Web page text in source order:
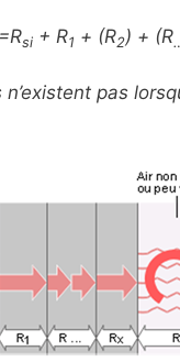
si + R1 + (R2) + (R
pas